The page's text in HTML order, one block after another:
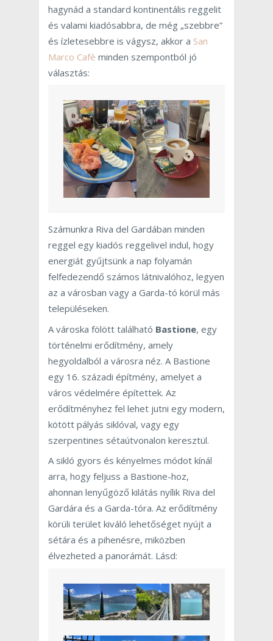
hagynád a standard kontinentális reggelit
és valami kiadósabbra, de még „szebbre”
és ízletesebbre is vágysz, akkor a San
Marco Cafè minden szempontból jó
választás:
Számunkra Riva del Gardában minden
reggel egy kiadós reggelivel indul, hogy
energiát gyűjtsünk a nap folyamán
felfedezendő számos látnivalóhoz, legyen
az a városban vagy a Garda-tó körül más
településeken.
A városka fölött található Bastione, egy
történelmi erődítmény, amely
hegyoldalból a városra néz. A Bastione
egy 16. századi építmény, amelyet a
város védelmére építettek. Az
erődítményhez fel lehet jutni egy modern,
kötött pályás siklóval, vagy egy
szerpentines sétaútvonalon keresztül.
A sikló gyors és kényelmes módot kínál
arra, hogy feljuss a Bastione-hoz,
ahonnan lenyűgöző kilátás nyílik Riva del
Gardára és a Garda-tóra. Az erődítmény
körüli terület kiváló lehetőséget nyújt a
sétára és a pihenésre, miközben
élvezheted a panorámát. Lásd: